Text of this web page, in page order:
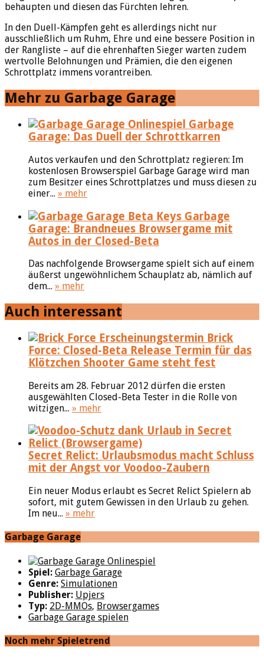
behaupten und diesen das Fürchten lehren.
In den Duell-Kämpfen geht es allerdings nicht nur
ausschließlich um Ruhm, Ehre und eine bessere Position in
der Rangliste – auf die ehrenhaften Sieger warten zudem
wertvolle Belohnungen und Prämien, die den eigenen
Schrottplatz immens vorantreiben.
Mehr zu Garbage Garage
Garbage
Garage: Das Duell der Schrottkarren
Autos verkaufen und den Schrottplatz regieren: Im
kostenlosen Browserspiel Garbage Garage wird man
zum Besitzer eines Schrottplatzes und muss diesen zu
einer... » mehr
Garbage
Garage: Brandneues Browsergame mit
Autos in der Closed-Beta
Das nachfolgende Browsergame spielt sich auf einem
äußerst ungewöhnlichem Schauplatz ab, nämlich auf
dem... » mehr
Auch interessant
Brick
Force: Closed-Beta Release Termin für das
Klötzchen Shooter Game steht fest
Bereits am 28. Februar 2012 dürfen die ersten
ausgewählten Closed-Beta Tester in die Rolle von
witzigen... » mehr
Secret Relict: Urlaubsmodus macht Schluss
mit der Angst vor Voodoo-Zaubern
Ein neuer Modus erlaubt es Secret Relict Spielern ab
sofort, mit gutem Gewissen in den Urlaub zu gehen.
Im neu... » mehr
Garbage Garage
Spiel: Garbage Garage
Genre: Simulationen
Publisher: Upjers
Typ: 2D-MMOs, Browsergames
Garbage Garage spielen
Noch mehr Spieletrend